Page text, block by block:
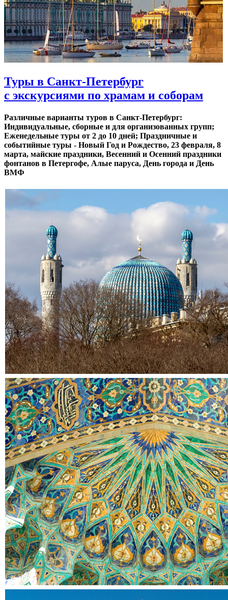
Туры в Санкт-Петербург
с экскурсиями по храмам и соборам
Различные варианты туров в Санкт-Петербург:
Индивидуальные, сборные и для организованных групп;
Еженедельные туры от 2 до 10 дней; Праздничные и
событийные туры - Новый Год и Рождество, 23 февраля, 8
марта, майские праздники, Весенний и Осенний праздники
фонтанов в Петергофе, Алые паруса, День города и День
ВМФ